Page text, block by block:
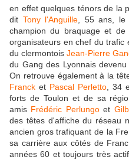
en effet quelques ténors de la
dit Tony l'Anguille , 55 ans, le
champion du braquage et
organisateurs en chef du trafic
du clermontoisJean-Pierre
du Gang des Lyonnais
On retrouve également à la
Franck etPascal Perletto, 34
forts de Toulon et de sa
amis Frédéric Perlungoet
des têtes d'affiche du réseau
ancien gros trafiquant de la
sa carrière aux côtés de
années 60 et toujours très